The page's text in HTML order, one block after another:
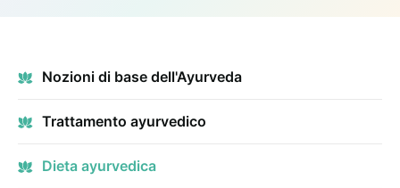
Nozioni di base dell'Ayurveda
Trattamento ayurvedico
Dieta ayurvedica